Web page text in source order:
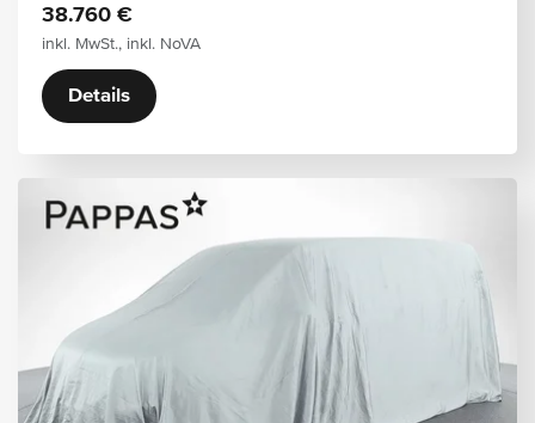
38.760 €
inkl. MwSt., inkl. NoVA
Details